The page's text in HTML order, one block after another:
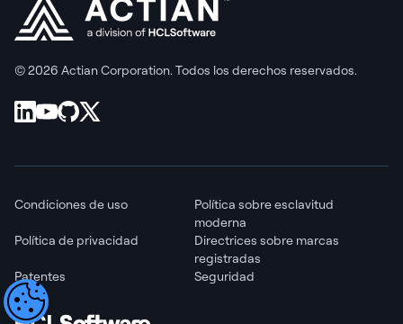
© 2026 Actian Corporation. Todos los derechos reservados.
Condiciones de uso
Política sobre esclavitud
moderna
Política de privacidad
Directrices sobre marcas
registradas
Patentes
Seguridad